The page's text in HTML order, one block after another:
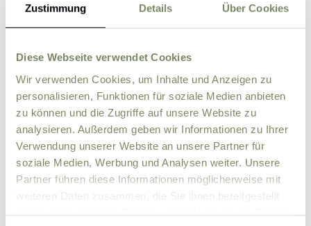
Zustimmung Details Über Cookies
Diese Webseite verwendet Cookies
Wir verwenden Cookies, um Inhalte und Anzeigen zu
personalisieren, Funktionen für soziale Medien anbieten
zu können und die Zugriffe auf unsere Website zu
analysieren. Außerdem geben wir Informationen zu Ihrer
Verwendung unserer Website an unsere Partner für
soziale Medien, Werbung und Analysen weiter. Unsere
Partner führen diese Informationen möglicherweise mit
weiteren Daten zusammen, die Sie ihnen bereitgestellt
haben oder die sie im Rahmen Ihrer Nutzung der Dienste
5 + 2*
Bitte senden Sie mir zukünftig Informationen
über Aktionen und News per E-Mail zu.
Ich erkläre mich einverstanden, dass eine
Verarbeitung der von mir eingegebenen
personenbezogenen Daten durch den
datenschutzrechtlich Verantwortlichen zum
Zweck der Bearbeitung meiner Anfrage auf
Grundlage meiner durch das Absenden des
Formulars erteilten Einwilligung erfolgt.Weitere